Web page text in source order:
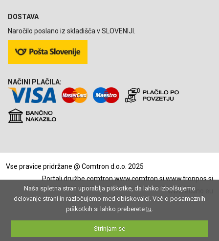
DOSTAVA
Naročilo poslano iz skladišča v SLOVENIJI.
NAČINI PLAČILA:
Vse pravice pridržane @ Comtron d.o.o. 2025
Portali družbe comtronwww.comtron.siwww.tronpos.si
www.econo.eu
Naša spletna stran uporablja piškotke, da lahko izbolšujemo
delovanje strani in razločujemo med obiskovalci. Več o posameznih
piškotkih si lahko preberetetu.
Strinjam se